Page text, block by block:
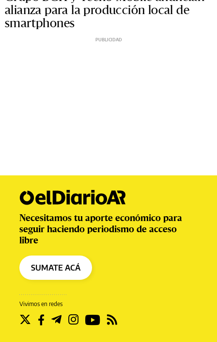
alianza para la producción local de
smartphones
Vivimos en redes
Necesitamos tu aporte económico para
seguir haciendo periodismo de acceso
libre
SUMATE ACÁ